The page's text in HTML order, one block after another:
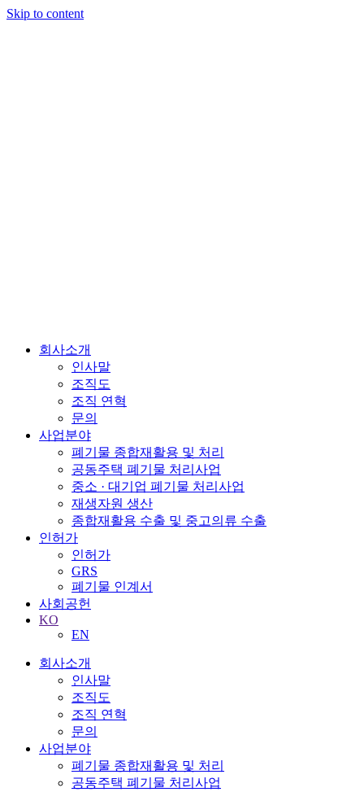
Skip to content
회사소개
인사말
조직도
조직 연혁
문의
사업분야
폐기물 종합재활용 및 처리
공동주택 폐기물 처리사업
중소 · 대기업 폐기물 처리사업
재생자원 생산
종합재활용 수출 및 중고의류 수출
인허가
인허가
GRS
폐기물 인계서
사회공헌
KO
EN
회사소개
인사말
조직도
조직 연혁
문의
사업분야
폐기물 종합재활용 및 처리
공동주택 폐기물 처리사업